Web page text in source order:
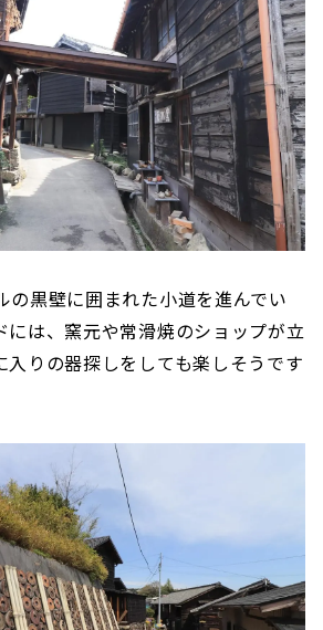
の黒壁に囲まれた小道を進んでい
には、窯元や常滑焼のショップが立
入りの器探しをしても楽しそうです